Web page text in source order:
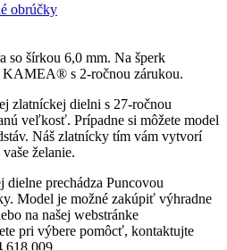
obrúčky
so šírkou 6,0 mm. Na šperk
s 2-ročnou zárukou.
zlatníckej dielni s 27-ročnou
veľkosť. Prípadne si môžete model
Náš zlatnícky tím vám vytvorí
želanie.
dielne prechádza Puncovou
Model je možné zakúpiť výhradne
na našej webstránke
pri výbere pomôcť, kontaktujte
618 009.